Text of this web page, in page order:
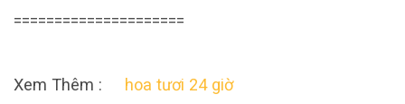
=====================
Xem Thêm : hoa tươi 24 giờ